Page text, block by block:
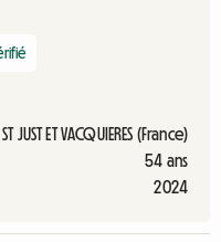
ST JUST ET VACQUIERES (France)
54 ans
2024